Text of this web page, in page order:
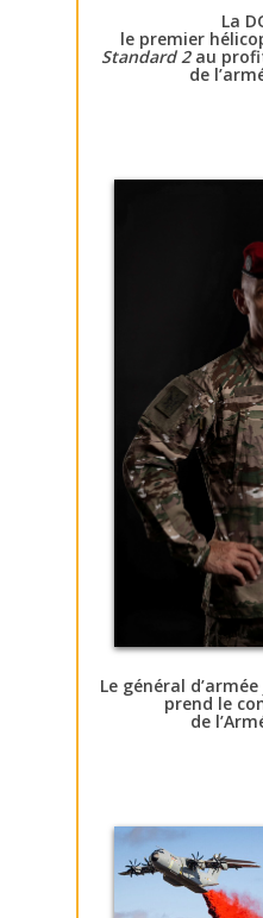
La
le premier
Standard 2au
de
Le général
prend le
de